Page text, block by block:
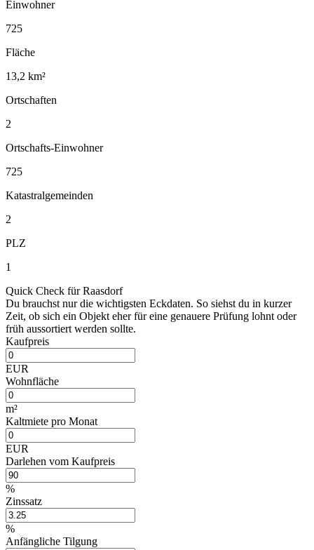
Einwohner
725
Fläche
13,2 km²
Ortschaften
2
Ortschafts-Einwohner
725
Katastralgemeinden
2
PLZ
1
Quick Check für Raasdorf
Du brauchst nur die wichtigsten Eckdaten. So siehst du in kurzer
Zeit, ob sich ein Objekt eher für eine genauere Prüfung lohnt oder
früh aussortiert werden sollte.
Kaufpreis
EUR
Wohnfläche
m²
Kaltmiete pro Monat
EUR
Darlehen vom Kaufpreis
%
Zinssatz
%
Anfängliche Tilgung